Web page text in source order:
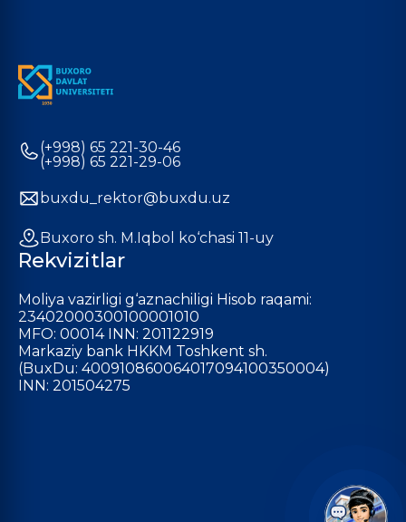
(+998) 65 221-30-46
(+998) 65 221-29-06
buxdu_rektor@buxdu.uz
Buxoro sh. M.Iqbol ko‘chasi 11-uy
Rekvizitlar
Moliya vazirligi g‘aznachiligi Hisob raqami:
23402000300100001010
MFO: 00014 INN: 201122919
Markaziy bank HKKM Toshkent sh.
(BuxDu: 400910860064017094100350004)
INN: 201504275